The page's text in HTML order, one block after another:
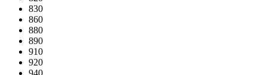
830
860
880
890
910
920